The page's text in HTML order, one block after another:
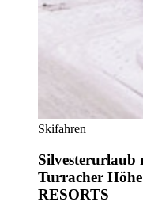
Skifahren
Silvesterurlaub
Turracher
RESORTS